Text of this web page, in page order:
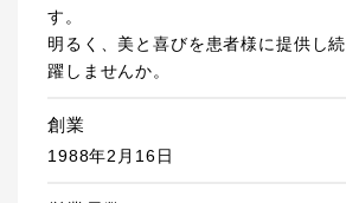
す。
明るく、美と喜びを患者様に提供し
躍しませんか。
創業
1988年2月16日